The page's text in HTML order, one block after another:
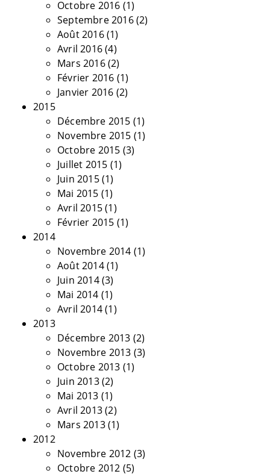
Octobre 2016 (1)
Septembre 2016(2)
Août 2016(1)
Avril 2016(4)
Mars 2016(2)
Février 2016 (1)
Janvier 2016 (2)
2015
Décembre 2015 (1)
Novembre 2015 (1)
Octobre 2015 (3)
Juillet 2015 (1)
Juin 2015(1)
Mai 2015 (1)
Avril 2015(1)
Février 2015 (1)
2014
Novembre 2014 (1)
Août 2014(1)
Juin 2014(3)
Mai 2014 (1)
Avril 2014(1)
2013
Décembre 2013 (2)
Novembre 2013 (3)
Octobre 2013 (1)
Juin 2013(2)
Mai 2013 (1)
Avril 2013(2)
Mars 2013(1)
2012
Novembre 2012 (3)
Octobre 2012 (5)